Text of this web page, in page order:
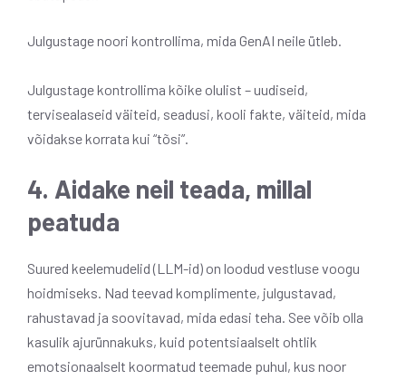
Julgustage noori kontrollima, mida GenAI neile ütleb.
Julgustage kontrollima kõike olulist – uudiseid,
tervisealaseid väiteid, seadusi, kooli fakte, väiteid, mida
võidakse korrata kui “tõsi”.
4. Aidake neil teada, millal
peatuda
Suured keelemudelid (LLM-id) on loodud vestluse voogu
hoidmiseks. Nad teevad komplimente, julgustavad,
rahustavad ja soovitavad, mida edasi teha. See võib olla
kasulik ajurünnakuks, kuid potentsiaalselt ohtlik
emotsionaalselt koormatud teemade puhul, kus noor